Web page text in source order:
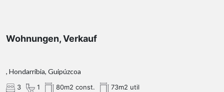
Wohnungen, Verkauf
, Hondarribia, Guipúzcoa
3 1 80m2 const. 73m2 util